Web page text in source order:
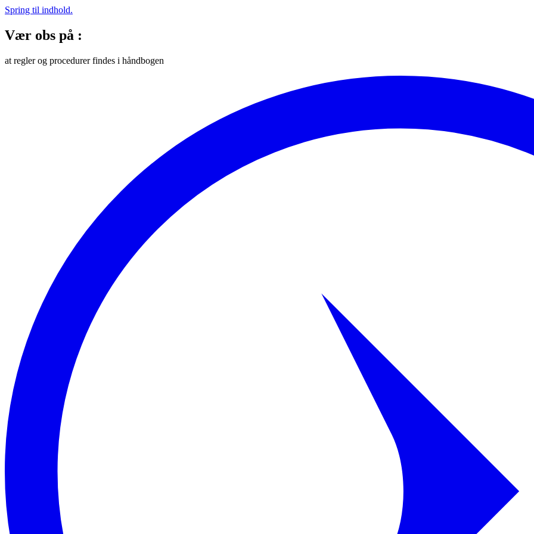
Spring til indhold.
Vær obs på :
at regler og procedurer findes i håndbogen